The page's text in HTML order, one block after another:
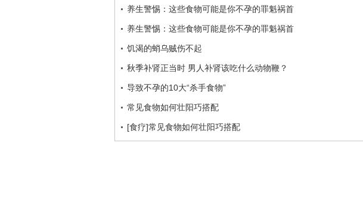
养生警惕：这些食物可能是你不孕的罪魁祸首
养生警惕：这些食物可能是你不孕的罪魁祸首
饥渴的蛸乌贼伤不起
秋季补肾正当时 男人补肾该吃什么动物鞭？
导致不孕的10大“杀手食物”
常见食物如何壮阳巧搭配
[食疗]常见食物如何壮阳巧搭配